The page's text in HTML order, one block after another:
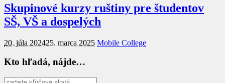
Skupinové kurzy ruštiny pre študentov
SŠ, VŠ a dospelých
20. júla 202425. marca 2025 Mobile College
Kto hľadá, nájde…